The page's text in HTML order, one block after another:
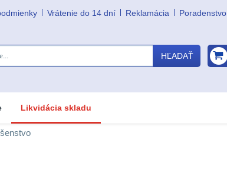
Vrátenie do 14 dní Reklamácia Poradenstvo
HĽADAŤ
Likvidácia skladu